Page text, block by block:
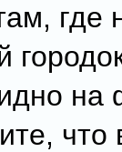
где
на